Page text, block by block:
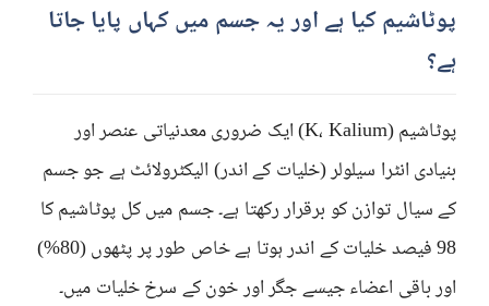
پوٹاشیم کیا ہے اور یہ جسم میں کہاں پایا جاتا
ہے؟
پوٹاشیم (K، Kalium) ایک ضروری معدنیاتی عنصر اور
بنیادی انٹرا سیلولر (خلیات کے اندر) الیکٹرولائٹ ہے جو جسم
کے سیال توازن کو برقرار رکھتا ہے۔ جسم میں کل پوٹاشیم کا
98 فیصد خلیات کے اندر ہوتا ہے خاص طور پر پٹھوں (80%)
اور باقی اعضاء جیسے جگر اور خون کے سرخ خلیات میں۔